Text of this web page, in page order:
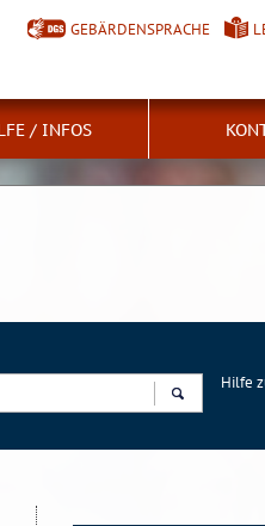
GEBÄRDENSPRACHE
/ INFOS
Hilfe